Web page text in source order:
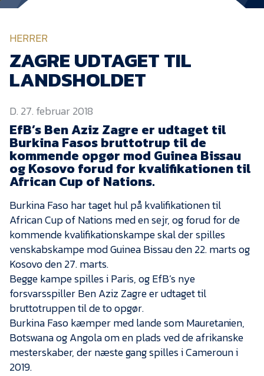
NYHEDER
EfB Akademi
Sydvestjysk Fodbold
Samarbejde
Partnere
Blue Water Arena
Aktionærinformation
Kontakt
Job i EfB
Presse
HERRER
ZAGRE UDTAGET TIL
LANDSHOLDET
D. 27. februar 2018
EfB’s Ben Aziz Zagre er udtaget til
Burkina Fasos bruttotrup til de
kommende opgør mod Guinea Bissau
og Kosovo forud for kvalifikationen til
African Cup of Nations.
Burkina Faso har taget hul på kvalifikationen til
African Cup of Nations med en sejr, og forud for de
kommende kvalifikationskampe skal der spilles
venskabskampe mod Guinea Bissau den 22. marts og
Kosovo den 27. marts.
Begge kampe spilles i Paris, og EfB’s nye
forsvarsspiller Ben Aziz Zagre er udtaget til
bruttotruppen til de to opgør.
Burkina Faso kæmper med lande som Mauretanien,
Botswana og Angola om en plads ved de afrikanske
mesterskaber, der næste gang spilles i Cameroun i
2019.